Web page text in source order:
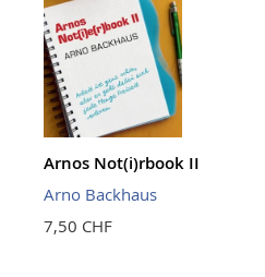
Arnos Not(i)rbook II
Arno Backhaus
7,50 CHF